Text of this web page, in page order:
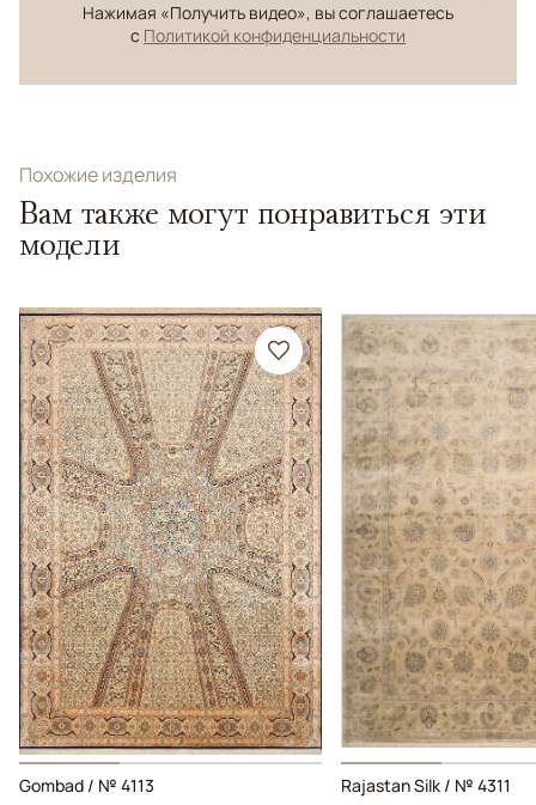
Нажимая «Получить видео», вы соглашаетесь
с Политикой конфиденциальности
Похожие изделия
Вам также могут понравиться эти
модели
Gombad / № 4113
Rajastan Silk / № 4311